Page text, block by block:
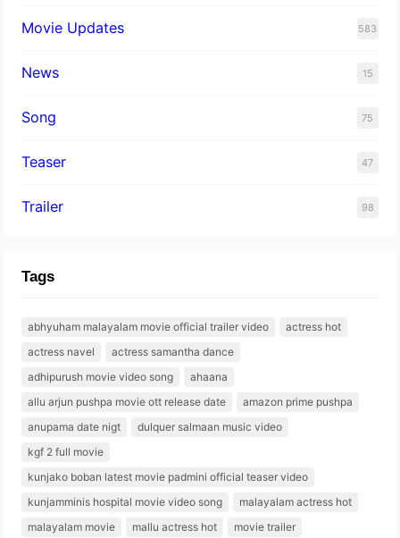
Movie Updates 583
News 15
Song 75
Teaser 47
Trailer 98
Tags
abhyuham malayalam movie official trailer video
actress hot
actress navel
actress samantha dance
adhipurush movie video song
ahaana
allu arjun pushpa movie ott release date
amazon prime pushpa
anupama date nigt
dulquer salmaan music video
kgf 2 full movie
kunjako boban latest movie padmini official teaser video
kunjamminis hospital movie video song
malayalam actress hot
malayalam movie
mallu actress hot
movie trailer